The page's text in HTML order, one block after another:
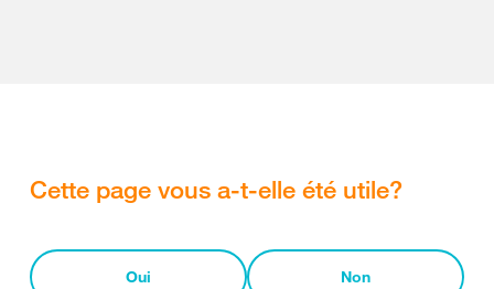
Cette page vous a-t-elle été utile?
Oui Non